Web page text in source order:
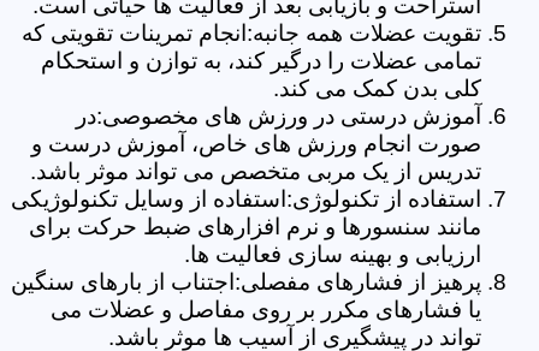
تقویت عضلات همه جانبه:انجام تمرینات تقویتی که
تمامی عضلات را درگیر کند، به توازن و استحکام
کلی بدن کمک می کند.
آموزش درستی در ورزش های مخصوصی:در
صورت انجام ورزش های خاص، آموزش درست و
تدریس از یک مربی متخصص می تواند موثر باشد.
استفاده از تکنولوژی:استفاده از وسایل تکنولوژیکی
مانند سنسورها و نرم افزارهای ضبط حرکت برای
ارزیابی و بهینه سازی فعالیت ها.
پرهیز از فشارهای مفصلی:اجتناب از بارهای سنگین
یا فشارهای مکرر بر روی مفاصل و عضلات می
تواند در پیشگیری از آسیب ها موثر باشد.